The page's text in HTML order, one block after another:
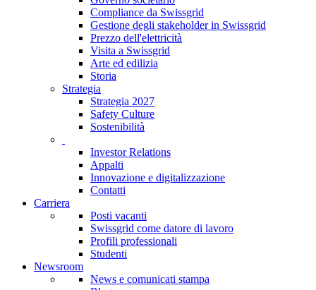
Compliance da Swissgrid
Gestione degli stakeholder in Swissgrid
Prezzo dell'elettricità
Visita a Swissgrid
Arte ed edilizia
Storia
Strategia
Strategia 2027
Safety Culture
Sostenibilità
Investor Relations
Appalti
Innovazione e digitalizzazione
Contatti
Carriera
Posti vacanti
Swissgrid come datore di lavoro
Profili professionali
Studenti
Newsroom
News e comunicati stampa